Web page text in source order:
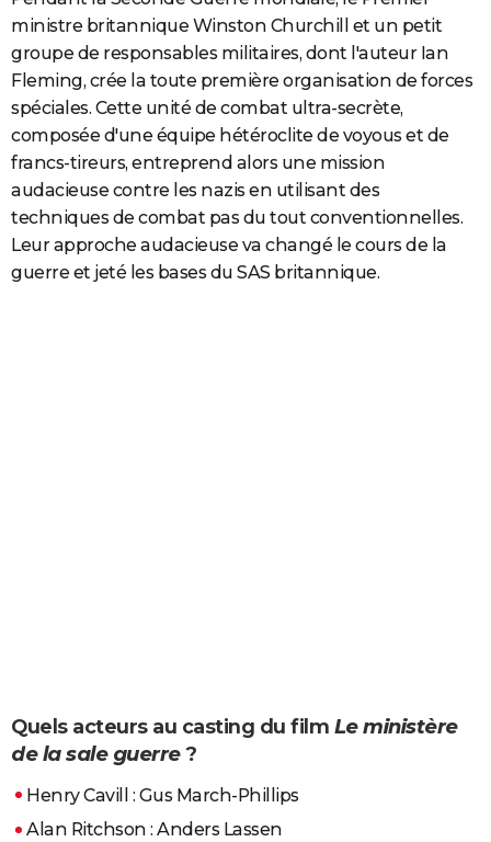
ministre britannique Winston Churchill et un petit
groupe de responsables militaires, dont l'auteur Ian
Fleming, crée la toute première organisation de forces
spéciales. Cette unité de combat ultra-secrète,
composée d'une équipe hétéroclite de voyous et de
francs-tireurs, entreprend alors une mission
audacieuse contre les nazis en utilisant des
techniques de combat pas du tout conventionnelles.
Leur approche audacieuse va changé le cours de la
guerre et jeté les bases du SAS britannique.
Quels acteurs au casting du film Le ministère
de la sale guerre?
Henry Cavill : Gus March-Phillips
Alan Ritchson : Anders Lassen